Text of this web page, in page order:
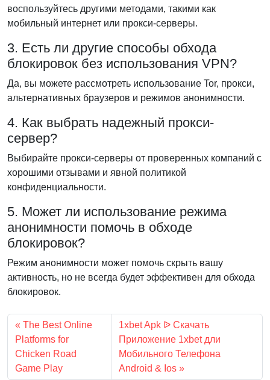
воспользуйтесь другими методами, такими как
мобильный интернет или прокси-серверы.
3. Есть ли другие способы обхода
блокировок без использования VPN?
Да, вы можете рассмотреть использование Tor, прокси,
альтернативных браузеров и режимов анонимности.
4. Как выбрать надежный прокси-
сервер?
Выбирайте прокси-серверы от проверенных компаний с
хорошими отзывами и явной политикой
конфиденциальности.
5. Может ли использование режима
анонимности помочь в обходе
блокировок?
Режим анонимности может помочь скрыть вашу
активность, но не всегда будет эффективен для обхода
блокировок.
The Best Online
Platforms for
Chicken Road
Game Play
1xbet Apk ᐉ Скачать
Приложение 1xbet дли
Мобильного Телефона
Android & Ios